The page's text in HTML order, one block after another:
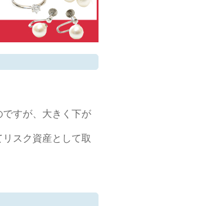
ですが、大きく下が
スク資産として取